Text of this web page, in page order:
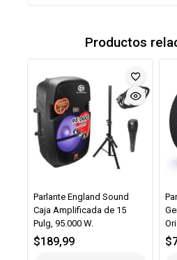
Productos
Parlante England Sound
Caja Amplificada de 15
Pulg, 95.000 W.
$189,99 $